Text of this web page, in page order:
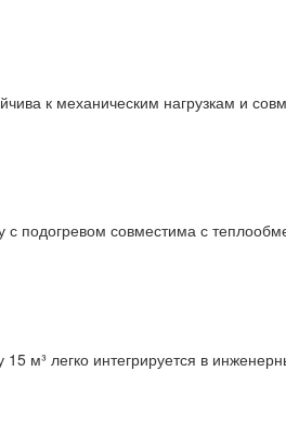
к механическим нагрузкам и
с подогревом совместима с
м³ легко интегрируется в